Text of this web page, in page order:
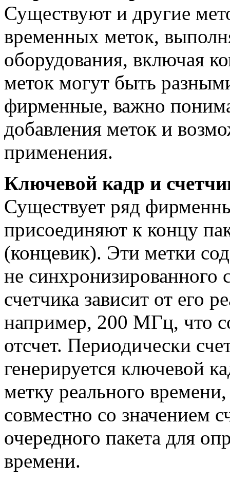
Существуют и другие
временных меток,
оборудования, включая
меток могут быть
фирменные, важно
добавления меток и
применения.
Ключевой кадр и
Существует ряд
присоединяют к концу
(концевик). Эти метки
не синхронизированного
счетчика зависит от его
например, 200 МГц, что
отсчет. Периодически
генерируется ключевой
метку реального
совместно со значением
очередного пакета для
времени.